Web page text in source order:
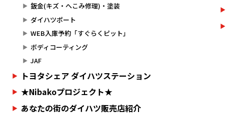
鈑金(キズ・へこみ修理)・塗装
ダイハツポート
WEB入庫予約「すぐらくピット」
ボディコーティング
JAF
トヨタシェア ダイハツステーション
★Nibakoプロジェクト★
あなたの街のダイハツ販売店紹介